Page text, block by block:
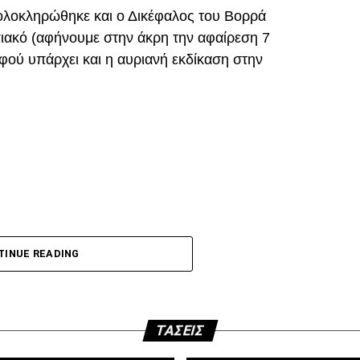
δύσκολη φάση. Καταλόγισε στο 21’ χωρίς
και ο Δικέφαλος του Βορρά
(αφήνουμε στην άκρη την αφαίρεση 7
υπάρχει και η αυριανή εκδίκαση στην
READING
ΤΆΣΕΙΣ